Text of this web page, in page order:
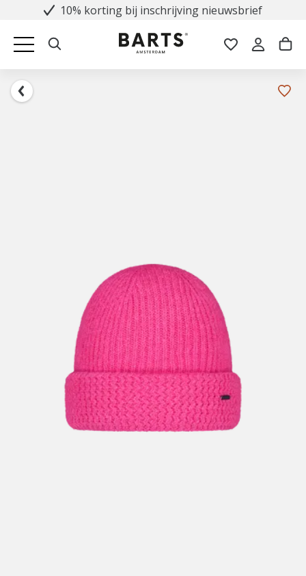
10% korting bij inschrijving nieuwsbrief